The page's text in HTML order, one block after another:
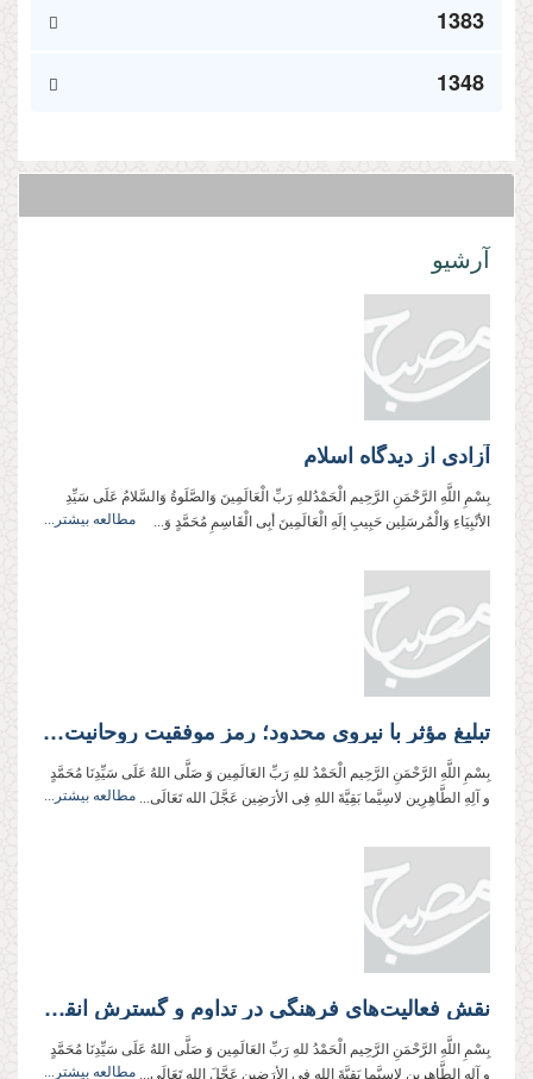
1383
1348
آرشیو
آزادی از دیدگاه اسلام
بِسْمِ اللَّهِ الرَّحْمَنِ الرَّحِیم الْحَمْدُللهِ رَبِّ الْعَالَمِینَ وَالصَّلَوةُ وَالسَّلامُ عَلَی سَیِّدِ
الأنْبِیَاءِ وَالْمُرسَلِین حَبِیبِ إلَهِ الْعَالَمِینَ أبِی الْقَاسِمِ مُحَمَّدٍ وَ...
مطالعه بیشتر...
تبلیغ مؤثر با نیروی محدود؛ رمز موفقیت روحانیت در بازسازی فرهنگی جامعه
بِسْمِ اللَّهِ الرَّحْمَنِ الرَّحِیم الْحَمْدُ للهِ رَبِّ العَالَمِین وَ صَلَّی اللهُ عَلَی سَیِّدِنَا مُحَمَّدٍ
و آلِهِ الطَّاهِرِین لاسِیَّما بَقِیَّةَ اللهِ فِی الأرَضِین عَجَّلَ الله تَعَالَی... مطالعه بیشتر...
نقش فعالیت‌های فرهنگی در تداوم و گسترش انقلاب اسلامی
بِسْمِ اللَّهِ الرَّحْمَنِ الرَّحِیم الْحَمْدُ للهِ رَبِّ العَالَمِین وَ صَلَّی اللهُ عَلَی سَیِّدِنَا مُحَمَّدٍ
و آلِهِ الطَّاهِرِین لاسِیَّما بَقِیَّةَ اللهِ فِی الأرَضِین عَجَّلَ الله تَعَالَی... مطالعه بیشتر...